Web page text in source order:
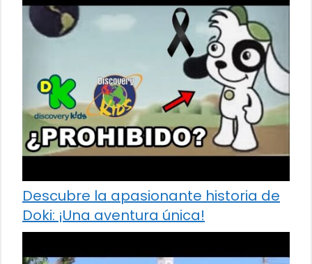
Descubre la apasionante historia de
Doki: ¡Una aventura única!